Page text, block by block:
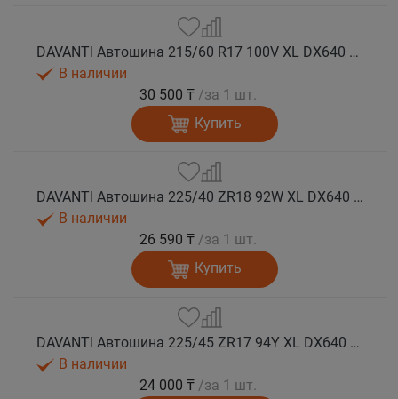
DAVANTI Автошина 215/60 R17 100V XL DX640 лето
В наличии
30 500 ₸ /за 1 шт.
Купить
DAVANTI Автошина 225/40 ZR18 92W XL DX640 RPR лето
В наличии
26 590 ₸ /за 1 шт.
Купить
DAVANTI Автошина 225/45 ZR17 94Y XL DX640 RPR лето
В наличии
24 000 ₸ /за 1 шт.